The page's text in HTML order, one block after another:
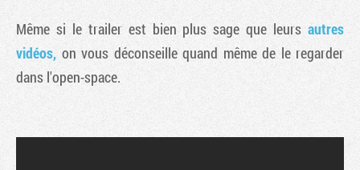
Même si le trailer est bien plus sage que leurs autres
vidéos, on vous déconseille quand même de le regarder
dans l'open-space.